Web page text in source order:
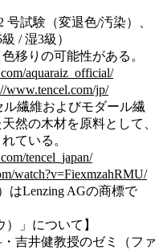
試験（変退⾊/汚染）、
/ 湿3級）
移りの可能性がある。
aquaraiz_official/
www.tencel.com/jp/
繊維およびモダール繊
然の木材を原料として、
ている。
tencel_japan/
watch?v=FiexmzahRMU/
はLenzing AGの商標で
）」について】
吉井健教授のゼミ（ファ